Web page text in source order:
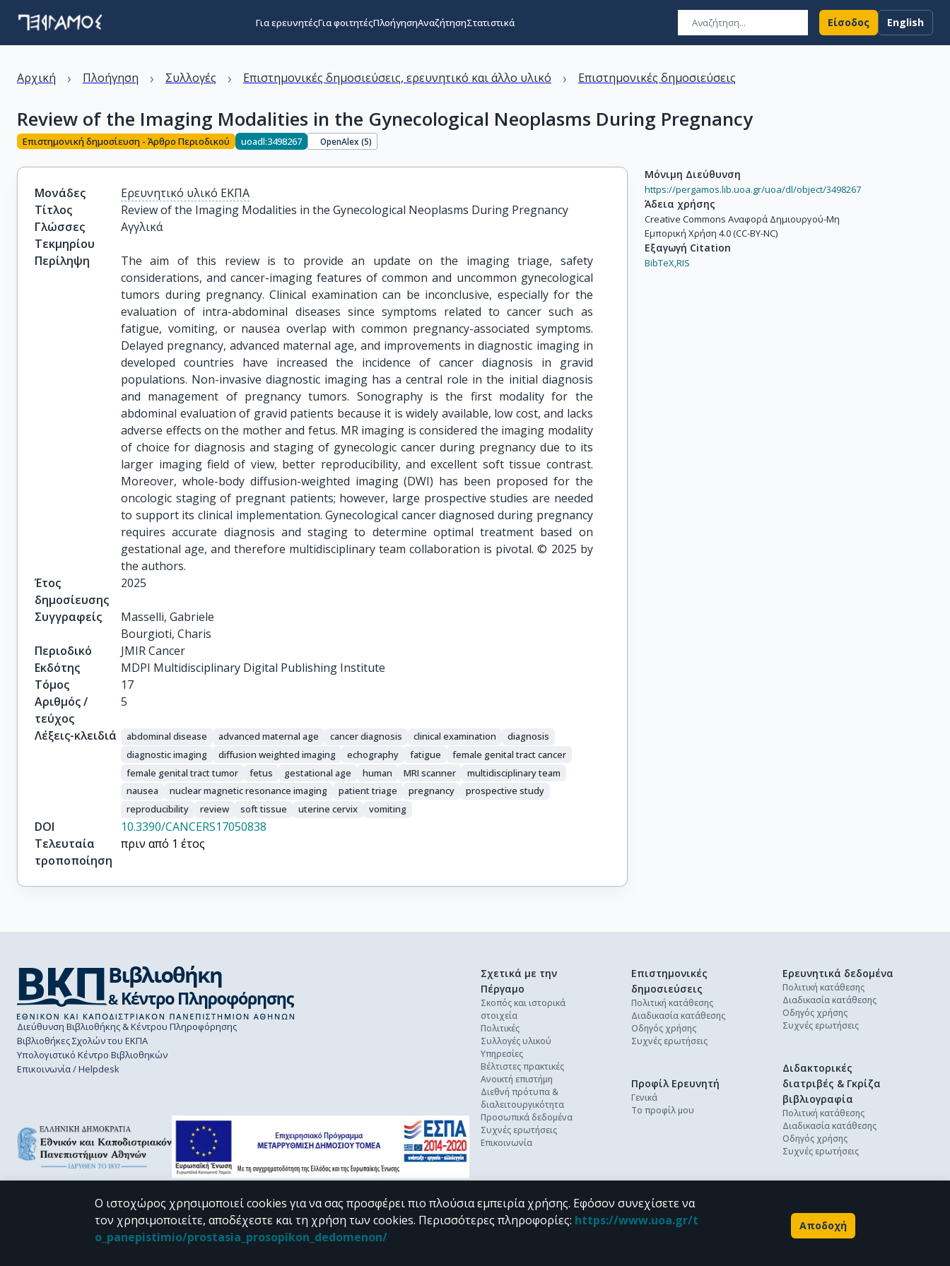
Για ερευνητέςΓια φοιτητέςΠλοήγησηΑναζήτησηΣτατιστικά Είσοδος English
Αρχική › Πλοήγηση › Συλλογές › Επιστημονικές δημοσιεύσεις, ερευνητικό και άλλο υλικό › Επιστημονικές δημοσιεύσεις
Review of the Imaging Modalities in the Gynecological Neoplasms During Pregnancy
Επιστημονική δημοσίευση - Άρθρο Περιοδικού uoadl:3498267 OpenAlex (5)
Μονάδες
Ερευνητικό υλικό ΕΚΠΑ
Τίτλος
Review of the Imaging Modalities in the Gynecological Neoplasms During Pregnancy
Γλώσσες
Τεκμηρίου
Αγγλικά
Περίληψη
The aim of this review is to provide an update on the imaging triage, safety
considerations, and cancer-imaging features of common and uncommon gynecological
tumors during pregnancy. Clinical examination can be inconclusive, especially for the
evaluation of intra-abdominal diseases since symptoms related to cancer such as
fatigue, vomiting, or nausea overlap with common pregnancy-associated symptoms.
Delayed pregnancy, advanced maternal age, and improvements in diagnostic imaging in
developed countries have increased the incidence of cancer diagnosis in gravid
populations. Non-invasive diagnostic imaging has a central role in the initial diagnosis
and management of pregnancy tumors. Sonography is the first modality for the
abdominal evaluation of gravid patients because it is widely available, low cost, and lacks
adverse effects on the mother and fetus. MR imaging is considered the imaging modality
of choice for diagnosis and staging of gynecologic cancer during pregnancy due to its
larger imaging field of view, better reproducibility, and excellent soft tissue contrast.
Moreover, whole-body diffusion-weighted imaging (DWI) has been proposed for the
oncologic staging of pregnant patients; however, large prospective studies are needed
to support its clinical implementation. Gynecological cancer diagnosed during pregnancy
requires accurate diagnosis and staging to determine optimal treatment based on
gestational age, and therefore multidisciplinary team collaboration is pivotal. © 2025 by
the authors.
Έτος
δημοσίευσης
2025
Συγγραφείς
Masselli, Gabriele
Bourgioti, Charis
Περιοδικό
JMIR Cancer
Εκδότης
MDPI Multidisciplinary Digital Publishing Institute
Τόμος
17
Αριθμός /
τεύχος
5
Λέξεις-κλειδιά abdominal disease advanced maternal age cancer diagnosis clinical examination
diagnosis
diagnostic imaging
diffusion weighted imaging echography fatigue
female genital tract cancer
female genital tract tumor
fetus gestational age human MRI scanner
multidisciplinary team
nausea
nuclear magnetic resonance imaging patient triage pregnancy
prospective study
reproducibility
review soft tissue uterine cervix vomiting
DOI
10.3390/CANCERS17050838
Τελευταία
τροποποίηση
πριν από 1 έτος
Μόνιμη Διεύθυνση
https://pergamos.lib.uoa.gr/uoa/dl/object/3498267
Άδεια χρήσης
Creative Commons Αναφορά Δημιουργού-Μη
Εμπορική Χρήση 4.0 (CC-BY-NC)
Εξαγωγή Citation
BibTeX,RIS
Διεύθυνση Βιβλιοθήκης & Κέντρου Πληροφόρησης
Βιβλιοθήκες Σχολών του ΕΚΠΑ
Υπολογιστικό Κέντρο Βιβλιοθηκών
Επικοινωνία / Helpdesk
Σχετικά με την
Πέργαμο
Σκοπός και ιστορικά
στοιχεία
Πολιτικές
Συλλογές υλικού
Υπηρεσίες
Βέλτιστες πρακτικές
Ανοικτή επιστήμη
Διεθνή πρότυπα &
διαλειτουργικότητα
Προσωπικά δεδομένα
Συχνές ερωτήσεις
Επικοινωνία
Επιστημονικές
δημοσιεύσεις
Πολιτική κατάθεσης
Διαδικασία κατάθεσης
Οδηγός χρήσης
Συχνές ερωτήσεις
Ερευνητικά δεδομένα
Πολιτική κατάθεσης
Διαδικασία κατάθεσης
Οδηγός χρήσης
Συχνές ερωτήσεις
Διδακτορικές
διατριβές & Γκρίζα
βιβλιογραφία
Πολιτική κατάθεσης
Διαδικασία κατάθεσης
Οδηγός χρήσης
Συχνές ερωτήσεις
Προφίλ Ερευνητή
Γενικά
Το προφίλ μου
CC BY-NC 4.0
Ο ιστοχώρος χρησιμοποιεί cookies για να σας προσφέρει πιο πλούσια εμπειρία χρήσης. Εφόσον συνεχίσετε να
τον χρησιμοποιείτε, αποδέχεστε και τη χρήση των cookies. Περισσότερες πληροφορίες: https://www.uoa.gr/t
o_panepistimio/prostasia_prosopikon_dedomenon/
Αποδοχή